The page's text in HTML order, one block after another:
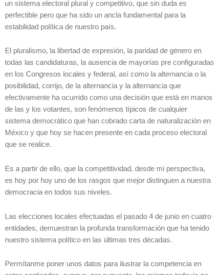
un sistema electoral plural y competitivo, que sin duda es
perfectible pero que ha sido un ancla fundamental para la
estabilidad política de nuestro país.
El pluralismo, la libertad de expresión, la paridad de género en
todas las candidaturas, la ausencia de mayorías pre configuradas
en los Congresos locales y federal, así como la alternancia o la
posibilidad, corrijo, de la alternancia y la alternancia que
efectivamente ha ocurrido como una decisión que está en manos
de las y los votantes, son fenómenos típicos de cualquier
sistema democrático que han cobrado carta de naturalización en
México y que hoy se hacen presente en cada proceso electoral
que se realice.
Es a partir de ello, que la competitividad, desde mi perspectiva,
es hoy por hoy uno de los rasgos que mejor distinguen a nuestra
democracia en todos sus niveles.
Las elecciones locales efectuadas el pasado 4 de junio en cuatro
entidades, demuestran la profunda transformación que ha tenido
nuestro sistema político en las últimas tres décadas.
Permítanme poner unos datos para ilustrar la competencia en